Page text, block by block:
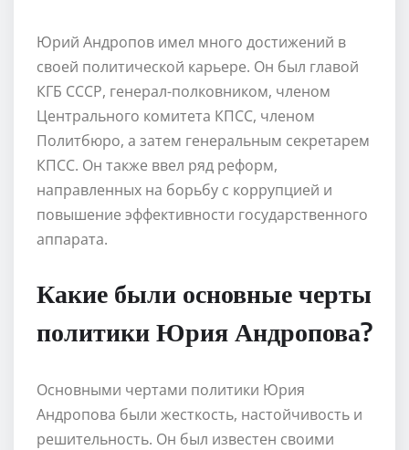
Юрий Андропов имел много достижений в
своей политической карьере. Он был главой
КГБ СССР, генерал-полковником, членом
Центрального комитета КПСС, членом
Политбюро, а затем генеральным секретарем
КПСС. Он также ввел ряд реформ,
направленных на борьбу с коррупцией и
повышение эффективности государственного
аппарата.
Какие были основные черты
политики Юрия Андропова?
Основными чертами политики Юрия
Андропова были жесткость, настойчивость и
решительность. Он был известен своими